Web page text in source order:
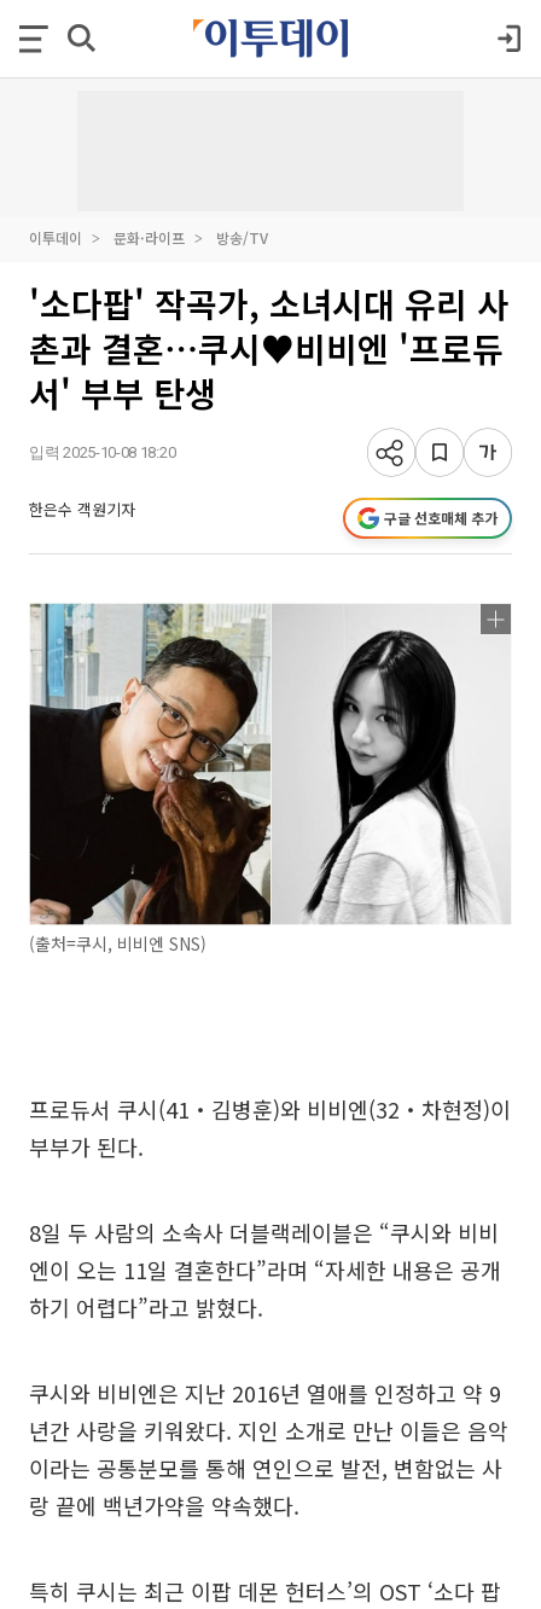
이투데이 문화·라이프 방송/TV
'소다팝' 작곡가, 소녀시대 유리 사
촌과 결혼⋯쿠시♥비비엔 '프로듀
서' 부부 탄생
입력 2025-10-08 18:20
한은수 객원기자 구글 선호매체 추가
(출처=쿠시, 비비엔 SNS)
프로듀서 쿠시(41‧김병훈)와 비비엔(32‧차현정)이
부부가 된다.
8일 두 사람의 소속사 더블랙레이블은 “쿠시와 비비
엔이 오는 11일 결혼한다”라며 “자세한 내용은 공개
하기 어렵다”라고 밝혔다.
쿠시와 비비엔은 지난 2016년 열애를 인정하고 약 9
년간 사랑을 키워왔다. 지인 소개로 만난 이들은 음악
이라는 공통분모를 통해 연인으로 발전, 변함없는 사
랑 끝에 백년가약을 약속했다.
특히 쿠시는 최근 이팝 데몬 헌터스’의 OST ‘소다 팝